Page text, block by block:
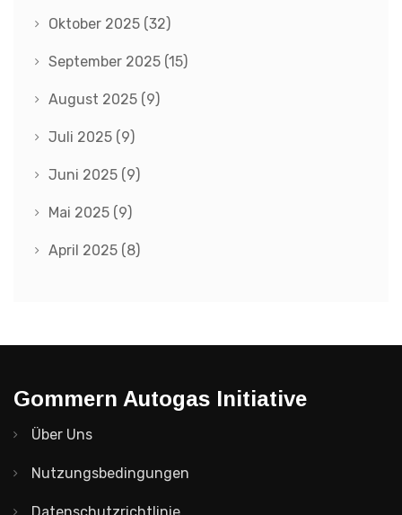
Oktober 2025 (32)
September 2025 (15)
August 2025 (9)
Juli 2025 (9)
Juni 2025 (9)
Mai 2025 (9)
April 2025 (8)
Gommern Autogas Initiative
Über Uns
Nutzungsbedingungen
Datenschutzrichtlinie